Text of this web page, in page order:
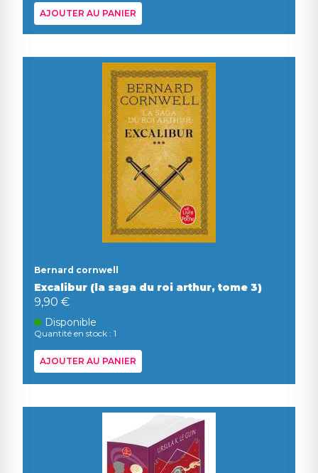
AJOUTER AU PANIER
Bernard cornwell
Excalibur (la saga du roi arthur, tome 3)
9,90 €
Disponible
Quantité en stock : 1
AJOUTER AU PANIER